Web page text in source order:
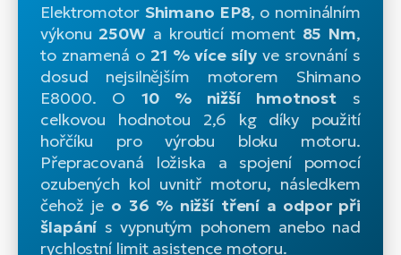
Elektromotor Shimano EP8, o nominálním
výkonu 250W a krouticí moment 85 Nm,
to znamená o 21 % více sílyve srovnání s
dosud nejsilnějším motorem Shimano
E8000. O10 % nižší hmotnost s
celkovou hodnotou 2,6 kg díky použití
hořčíku pro výrobu bloku motoru.
Přepracovaná ložiska a spojení pomocí
ozubených kol uvnitř motoru, následkem
čehož je o 36 % nižší tření a odpor při
šlapání s vypnutým pohonem anebo nad
rychlostní limit asistence motoru.